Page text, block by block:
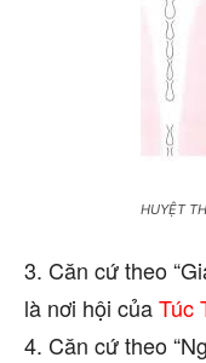
HUYỆT
3. Căn cứ theo
là nơi hội củaTúc
4. Căn cứ theo